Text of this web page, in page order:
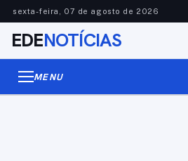
sexta-feira, 07 de agosto de 2026
EDENOTÍCIAS
MENU